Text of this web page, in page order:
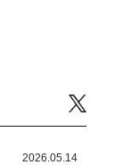
2026.05.14